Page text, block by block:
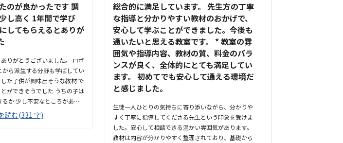
のが良かったです 調
し高く 1年間で学び
してもらえるとありが
りがとうございました。 ロボ
から派生する分野も学ばしてい
た子供が興味出そうな教材 で
ができそうでした うちの子は
か 少し不安なところがあり
く 通いやすいと思いました
えるか 少し不安なところがあ
読む(331 字)
総合的に満足しています。 先生方の丁寧
な指導と分かりやすい教材のおかげで、
安心して学ぶことができました。今後も
通いたいと思える教室です。 * 教室の雰
囲気や指導内容、教材の質、料金のバラ
ンスが良く、全体的にとても満足してい
ます。 初めてでも安心して通える環境だ
と感じました。
生徒一人ひとりの気持ちに寄り添いながら、分かりや
すく丁寧に指導してくださる先生という印象を受けま
した。安心して相談できる温かい雰囲気があります。
教材は内容が分かりやすく整理されており、基礎から